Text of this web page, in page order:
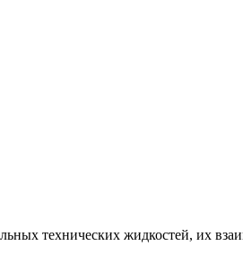
технических жидкостей, их